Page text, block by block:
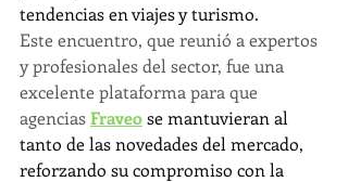
tendencias en viajes y turismo.
Este encuentro, que reunió a expertos
y profesionales del sector, fue una
excelente plataforma para que
agencias Fraveo se mantuvieran al
tanto de las novedades del mercado,
reforzando su compromiso con la